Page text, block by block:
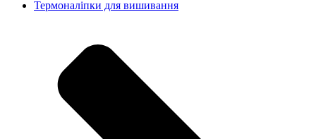
Термоналіпки для вишивання